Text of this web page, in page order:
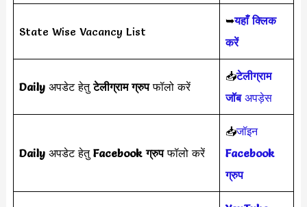
State Wise Vacancy List
➥यहाँ क्लिक
करें
Daily अपडेट हेतुटेलीग्राम ग्रुपफॉलो करें
📥टेलीग्राम
जॉबअपड़ेस
Daily अपडेट हेतुFacebook ग्रुपफॉलो करें
📥जॉइन
Facebook
ग्रुप